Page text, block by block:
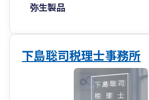
弥生製品
下島聡司税理士事務所